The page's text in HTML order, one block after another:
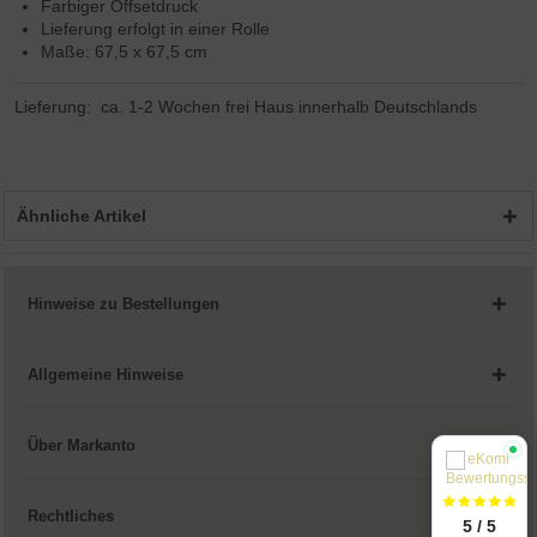
Farbiger Offsetdruck
Lieferung erfolgt in einer Rolle
Maße: 67,5 x 67,5 cm
Lieferung: ca. 1-2 Wochen frei Haus innerhalb Deutschlands
Ähnliche Artikel
Hinweise zu Bestellungen
Allgemeine Hinweise
Über Markanto
Rechtliches
5 / 5